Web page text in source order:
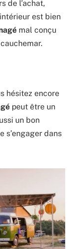
de l’achat,
est bien
mal conçu
hésitez encore
peut être un
un bon
s’engager dans